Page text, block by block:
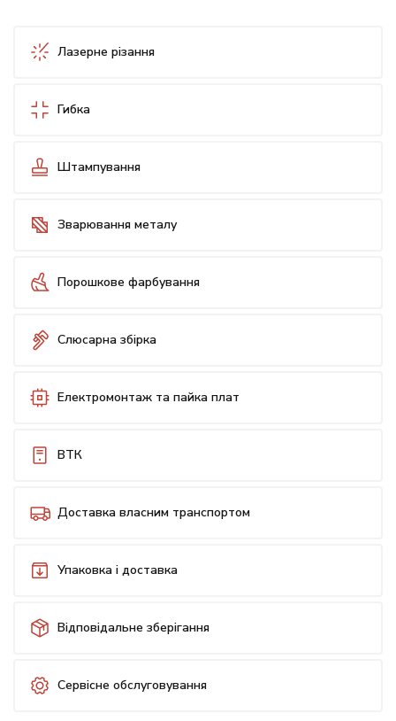
Лазерне різання
Гибка
Штампування
Зварювання металу
Порошкове фарбування
Слюсарна збірка
Електромонтаж та пайка плат
ВТК
Доставка власним транспортом
Упаковка і доставка
Відповідальне зберігання
Сервісне обслуговування